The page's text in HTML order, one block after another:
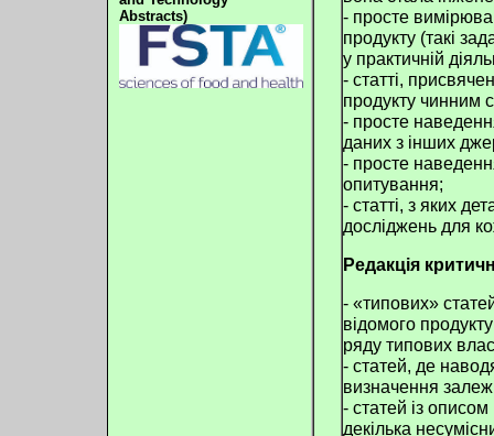
Abstracts)
- просте
продукту (такі
у практичній
- статті,
продукту чинним
- просте
даних з інших
- просте
опитування;
- статті, з яких
досліджень для
Редакція
- «типових»
відомого
ряду типових
- статей, де
визначення
- статей із
декілька